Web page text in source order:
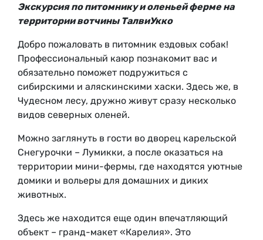
Экскурсия по питомнику и оленьей ферме на
территории вотчины ТалвиУкко
Добро пожаловать в питомник ездовых собак!
Профессиональный каюр познакомит вас и
обязательно поможет подружиться с
сибирскими и аляскинскими хаски. Здесь же, в
Чудесном лесу, дружно живут сразу несколько
видов северных оленей.
Можно заглянуть в гости во дворец карельской
Снегурочки – Лумикки, а после оказаться на
территории мини-фермы, где находятся уютные
домики и вольеры для домашних и диких
животных.
Здесь же находится еще один впечатляющий
объект – гранд-макет «Карелия». Это